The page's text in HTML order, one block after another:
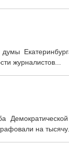
журналистов...
на тысячу...